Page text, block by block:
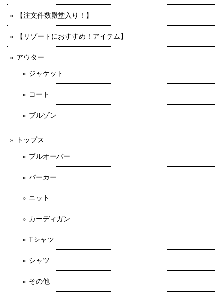
【注文件数殿堂入り！】
【リゾートにおすすめ！アイテム】
アウター
ジャケット
コート
ブルゾン
トップス
プルオーバー
パーカー
ニット
カーディガン
Tシャツ
シャツ
その他